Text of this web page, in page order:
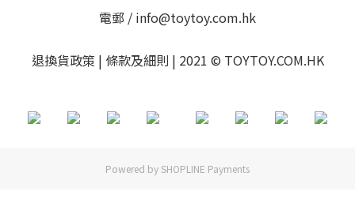
電郵 / info@toytoy.com.hk
退換貨政策 | 條款及細則 | 2021 © TOYTOY.COM.HK
Powered by SHOPLINE Payments